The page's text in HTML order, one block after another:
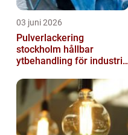
03 juni 2026
Pulverlackering
stockholm hållbar
ytbehandling för industri